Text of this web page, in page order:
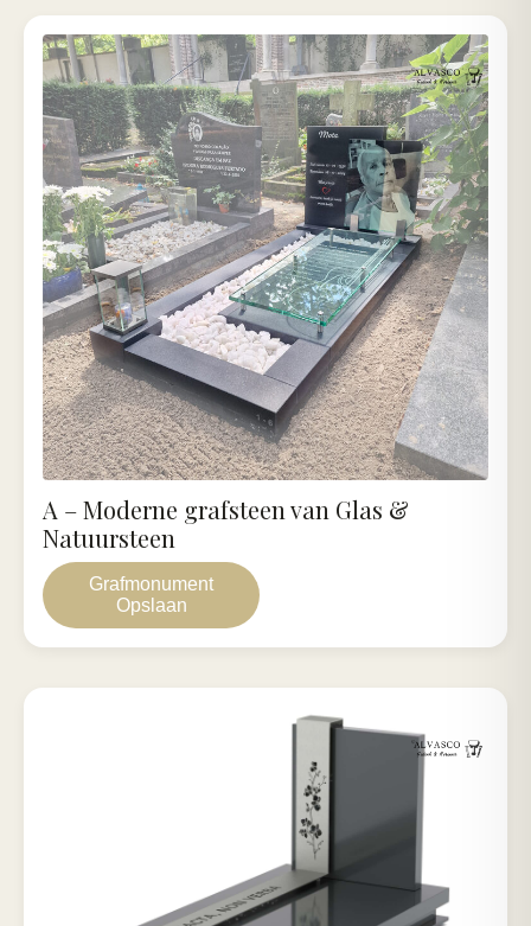
Grafmonument
Opslaan
A – Moderne grafsteen van Glas &
Natuursteen